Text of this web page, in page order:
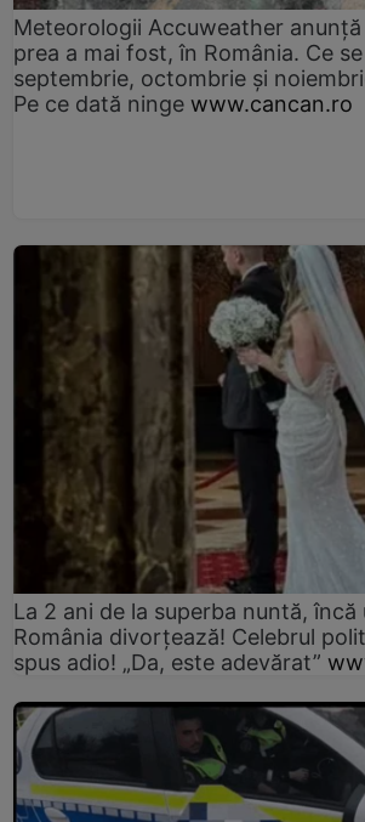
Meteorologii Accuweather
prea a mai fost, în România. Ce
septembrie, octombrie și
Pe ce dată ninge www.cancan.ro
La 2 ani de la superba nuntă,
România divorțează! Celebrul
spus adio! „Da, este adevărat”